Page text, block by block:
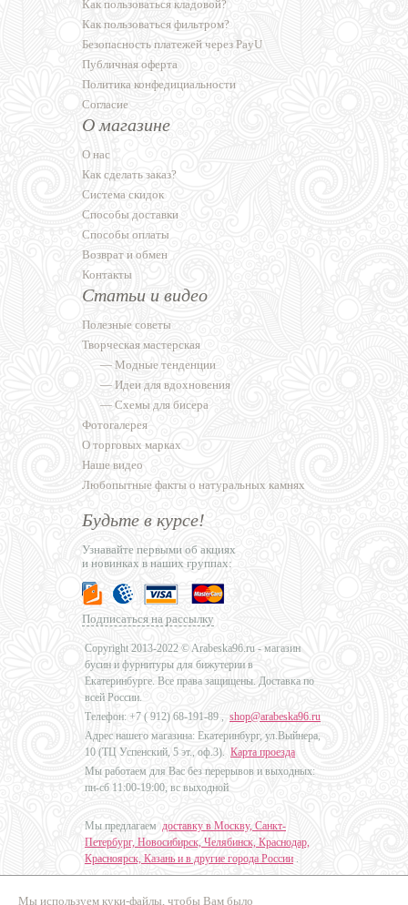
Мы используем куки-файлы, чтобы Вам было
Как пользоваться кладовой?
Как пользоваться фильтром?
Безопасность платежей через PayU
Публичная оферта
Политика конфедициальности
Согласие
О магазине
О нас
Как сделать заказ?
Система скидок
Способы доставки
Способы оплаты
Возврат и обмен
Контакты
Статьи и видео
Полезные советы
Творческая мастерская
— Модные тенденции
— Идеи для вдохновения
— Схемы для бисера
Фотогалерея
О торговых марках
Наше видео
Любопытные факты о натуральных камнях
Будьте в курсе!
Узнавайте первыми об акциях
и новинках в наших группах:
Подписаться на рассылку
Copyright 2013-2022 © Arabeska96.ru - магазин
бусин и фурнитуры для бижутерии в
Екатеринбурге. Все права защищены. Доставка по
всей России.
Телефон: +7 ( 912) 68-191-89 , shop@arabeska96.ru
Адрес нашего магазина: Екатеринбург, ул.Выйнера,
10 (ТЦ Успенский, 5 эт., оф.3). Карта проезда
Мы работаем для Вас без перерывов и выходных:
пн-сб 11:00-19:00, вс выходной
Мы предлагаем доставку в Москву, Санкт-
Петербург, Новосибирск, Челябинск, Краснодар,
Красноярск, Казань и в другие города России .